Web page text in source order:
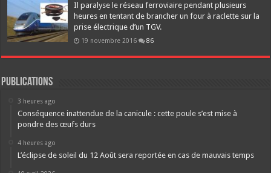
Il paralyse le réseau ferroviaire pendant plusieurs
heures en tentant de brancher un four à raclette sur la
prise électrique d’un TGV.
19 novembre 2016 86
Publications
3 heures ago
Conséquence inattendue de la canicule : cette poule s’est mise à
pondre des œufs durs
4 heures ago
L’éclipse de soleil du 12 Août sera reportée en cas de mauvais temps